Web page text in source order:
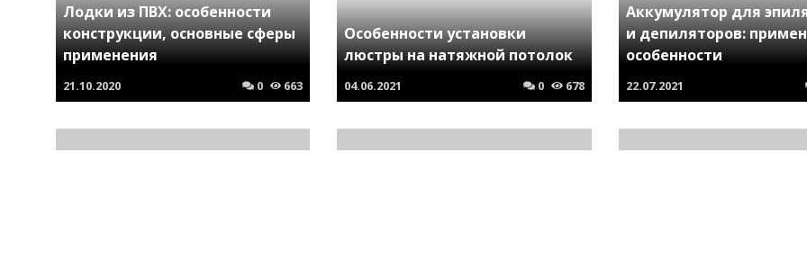
Лодки из ПВХ: особенности
конструкции, основные сферы
применения
21.10.2020 0 663
Особенности установки
люстры на натяжной потолок
04.06.2021 0 678
Аккумулятор для
и депиляторов:
особенности
22.07.2021